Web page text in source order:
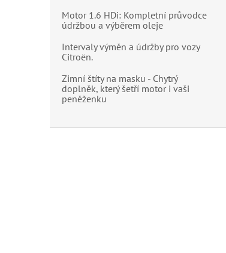
Motor 1.6 HDi: Kompletní průvodce
údržbou a výběrem oleje
Intervaly výměn a údržby pro vozy
Citroën.
Zimní štíty na masku - Chytrý
doplněk, který šetří motor i vaši
peněženku